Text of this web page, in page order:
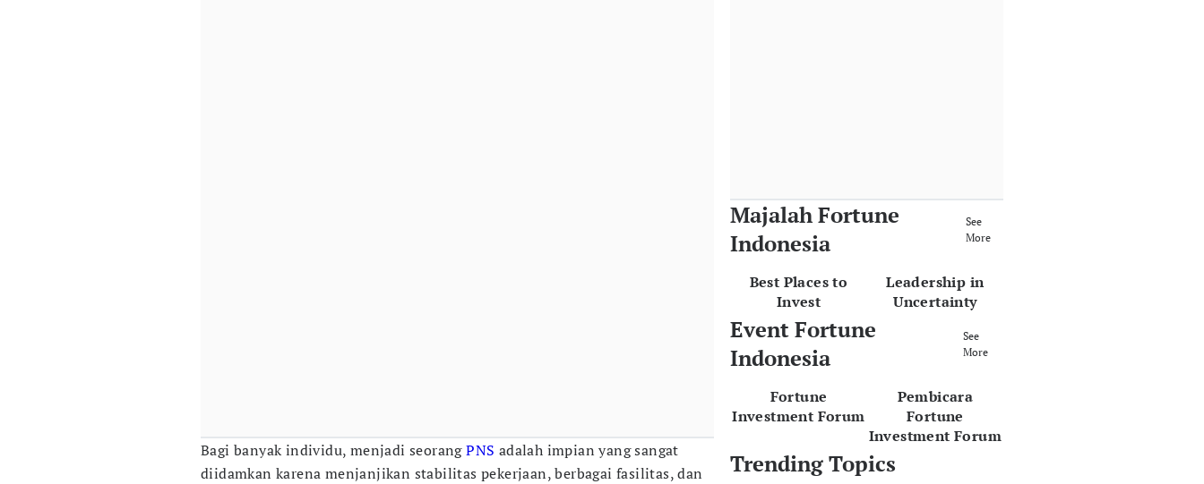
Bagi banyak individu, menjadi seorangPNS adalah impian yang sangat
diidamkan karena menjanjikan stabilitas pekerjaan, berbagai fasilitas, dan
Majalah Fortune
Indonesia
See
More
Best Places to
Invest
Leadership in
Uncertainty
Event Fortune
Indonesia
See
More
Fortune
Investment Forum
Pembicara
Fortune
Investment Forum
Trending Topics